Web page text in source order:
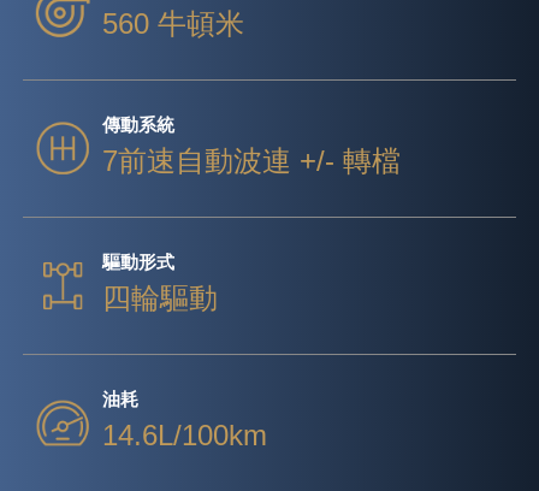
560 牛頓米
傳動系統
7前速自動波連 +/- 轉檔
驅動形式
四輪驅動
油耗
14.6L/100km